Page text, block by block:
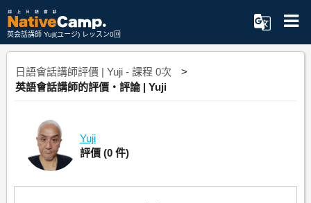
英会話講師 Yuji(ユージ) レッスン0回
日語會話講師評價 | Yuji - 課程 0次
英語會話講師的評價・評論 | Yuji
Yuji
評價 (0 件)